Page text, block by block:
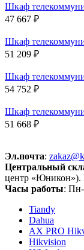
Шкаф
47 667 ₽
Шкаф
51 209 ₽
Шкаф
54 752 ₽
Шкаф
51 668 ₽
Эл.почта:
Центральный
центр «Юникон»).
Часы работы:
Tiandy
Dahua
AX PRO
Hikvision